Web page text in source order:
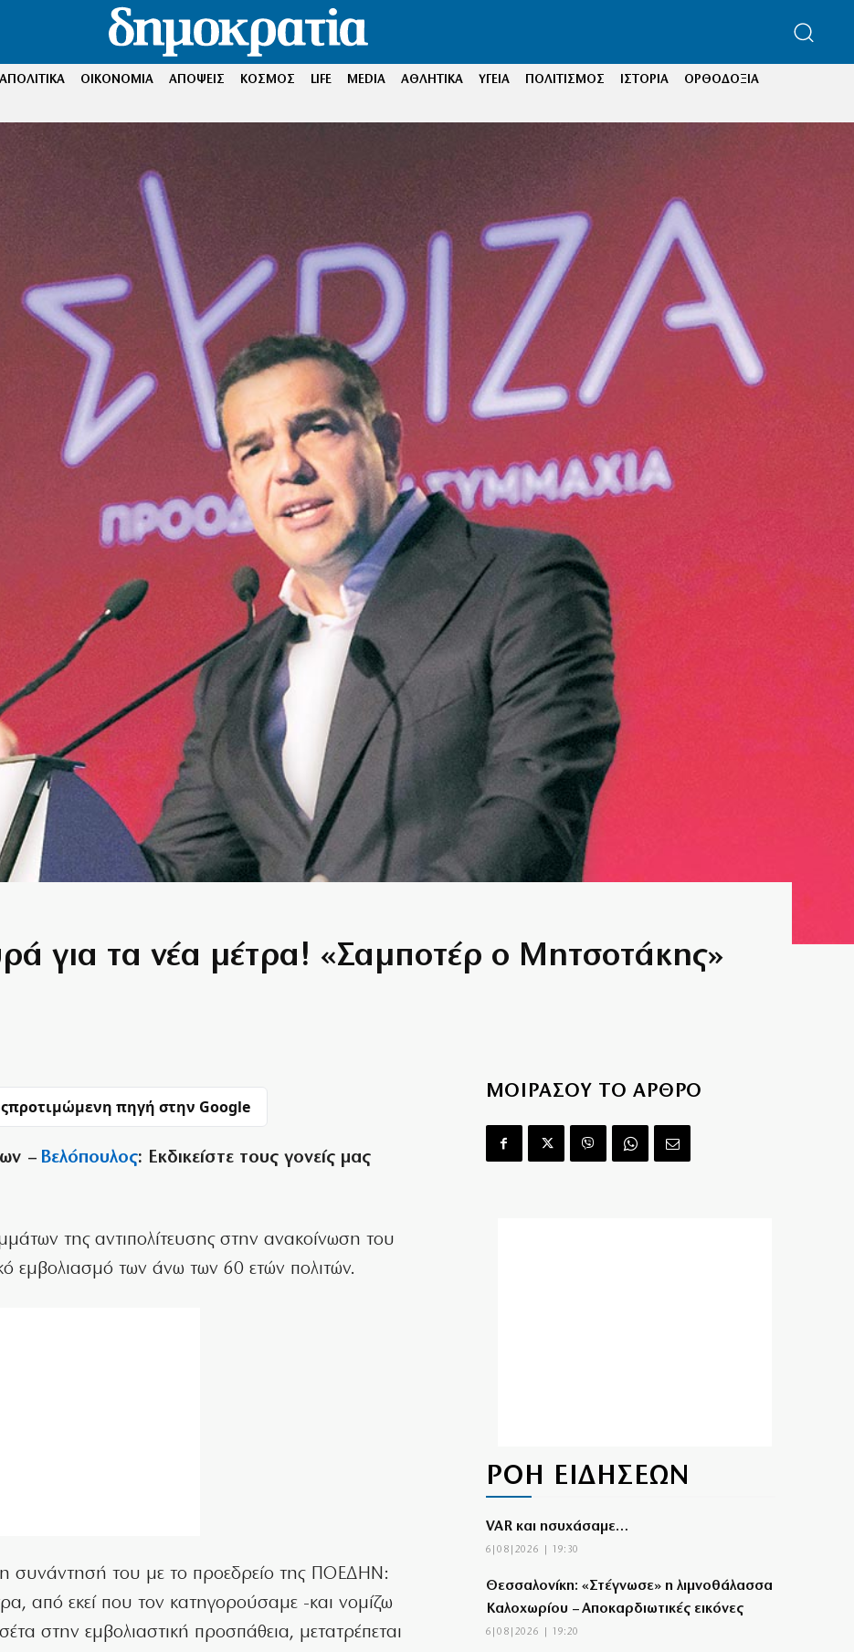
ΟΙΚΟΝΟΜΙΑ ΑΠΟΨΕΙΣ ΚΟΣΜΟΣ LIFE MEDIA ΑΘΛΗΤΙΚΑ ΥΓΕΙΑ ΠΟΛΙΤΙΣΜΟΣ ΙΣΤΟΡΙΑ
ΟΡΘΟΔΟΞΙΑ
για τα νέα μέτρα! «Σαμποτέρ ο Μητσοτάκης»
προτιμώμενη πηγή στην Google
– Βελόπουλος: Εκδικείστε τους γονείς μας
της αντιπολίτευσης στην ανακοίνωση του
εμβολιασμό των άνω των 60 ετών πολιτών.
συνάντησή του με το προεδρείο της ΠΟΕΔΗΝ:
από εκεί που τον κατηγορούσαμε -και νομίζω
στην εμβολιαστική προσπάθεια, μετατρέπεται
ΜΟΙΡΑΣΟΥ ΤΟ ΑΡΘΡΟ
ΡΟΗ ΕΙΔΗΣΕΩΝ
VAR και ησυχάσαμε…
6|08|2026 | 19:30
Θεσσαλονίκη: «Στέγνωσε» η λιμνοθάλασσα
Καλοχωρίου – Αποκαρδιωτικές εικόνες
6|08|2026 | 19:20